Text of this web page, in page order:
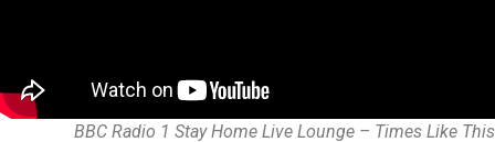
BBC Radio 1 Stay Home Live Lounge – Times Like This